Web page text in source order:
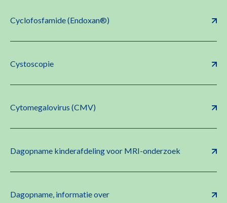
Cyclofosfamide (Endoxan®)
Cystoscopie
Cytomegalovirus (CMV)
Dagopname kinderafdeling voor MRI-onderzoek
Dagopname, informatie over